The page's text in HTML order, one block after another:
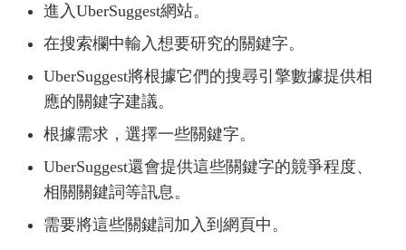
進入UberSuggest網站。
在搜索欄中輸入想要研究的關鍵字。
UberSuggest將根據它們的搜尋引擎數據提供相
應的關鍵字建議。
根據需求，選擇一些關鍵字。
UberSuggest還會提供這些關鍵字的競爭程度、
相關關鍵詞等訊息。
需要將這些關鍵詞加入到網頁中。